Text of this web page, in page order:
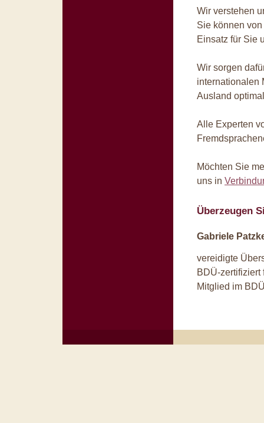
Wir verstehen
Sie können
Einsatz für Sie
Wir sorgen
internationalen
Ausland
Alle Experten
Möchten Sie
uns in
Überzeugen
Gabriele
vereidigte
BDÜ-zertifiziert
Mitglied im